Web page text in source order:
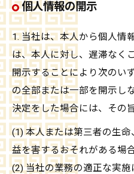
個人情報の開示
1. 当社は、本人から個人情
は、本人に対し、遅滞なく
開示することにより次のい
の全部または一部を開示し
決定をした場合には、その
(1) 本人または第三者の生
益を害するおそれがある場
(2) 当社の業務の適正な実